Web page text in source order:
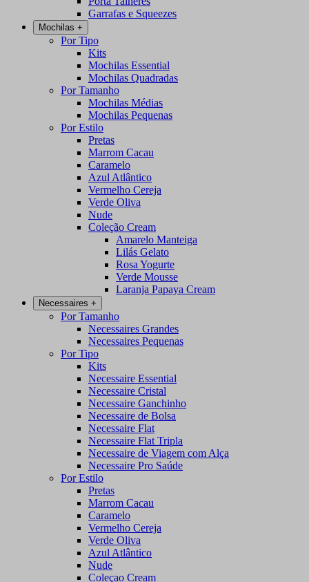
Garrafas e Squeezes
Mochilas +
Por Tipo
Kits
Mochilas Essential
Mochilas Quadradas
Por Tamanho
Mochilas Médias
Mochilas Pequenas
Por Estilo
Pretas
Marrom Cacau
Caramelo
Azul Atlântico
Vermelho Cereja
Verde Oliva
Nude
Coleção Cream
Amarelo Manteiga
Lilás Gelato
Rosa Yogurte
Verde Mousse
Laranja Papaya Cream
Necessaires +
Por Tamanho
Necessaires Grandes
Necessaires Pequenas
Por Tipo
Kits
Necessaire Essential
Necessaire Cristal
Necessaire Ganchinho
Necessaire de Bolsa
Necessaire Flat
Necessaire Flat Tripla
Necessaire de Viagem com Alça
Necessaire Pro Saúde
Por Estilo
Pretas
Marrom Cacau
Caramelo
Vermelho Cereja
Verde Oliva
Azul Atlântico
Nude
Coleçao Cream